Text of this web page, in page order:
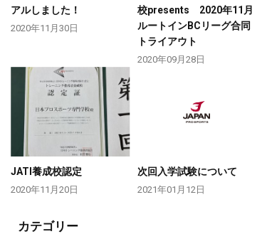
アルしました！
2020年11月30日
校presents 2020年11月
ルートインBCリーグ合同
トライアウト
2020年09月28日
JATI養成校認定
2020年11月20日
次回入学試験について
2021年01月12日
カテゴリー